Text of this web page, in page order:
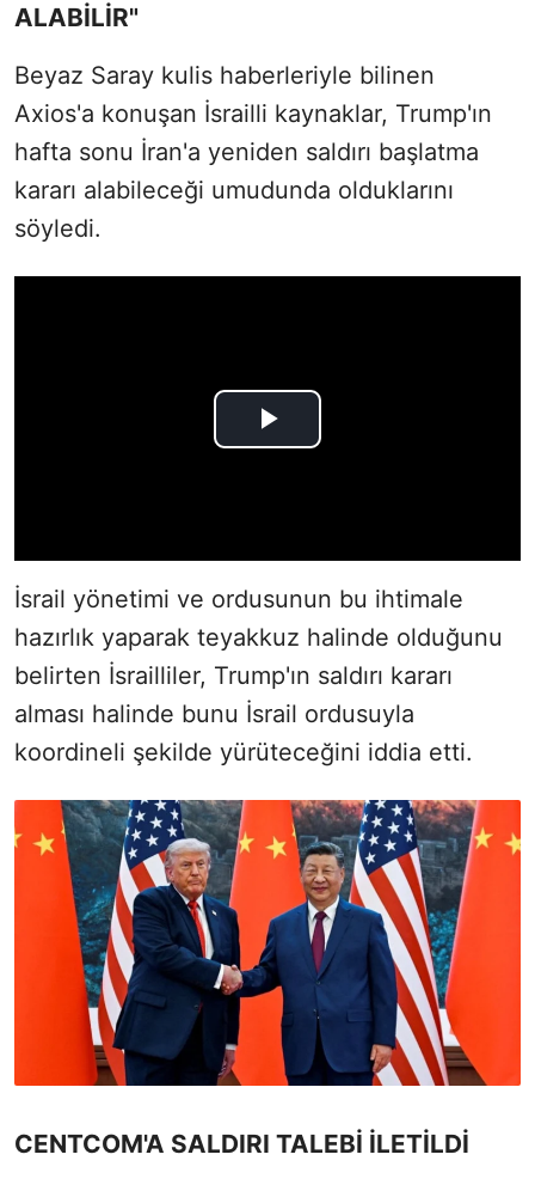
ALABİLİR"
Beyaz Saray kulis haberleriyle bilinen
Axios'a konuşan İsrailli kaynaklar, Trump'ın
hafta sonu İran'a yeniden saldırı başlatma
kararı alabileceği umudunda olduklarını
söyledi.
İsrail yönetimi ve ordusunun bu ihtimale
hazırlık yaparak teyakkuz halinde olduğunu
belirten İsrailliler, Trump'ın saldırı kararı
alması halinde bunu İsrail ordusuyla
koordineli şekilde yürüteceğini iddia etti.
CENTCOM'A SALDIRI TALEBİ İLETİLDİ